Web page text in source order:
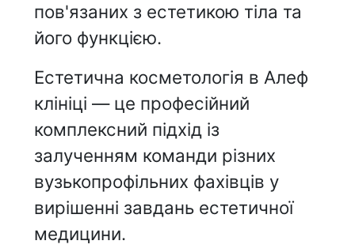
пов'язаних з естетикою тіла та
його функцією.
Естетична косметологія в Алеф
клініці — це професійний
комплексний підхід із
залученням команди різних
вузькопрофільних фахівців у
вирішенні завдань естетичної
медицини.